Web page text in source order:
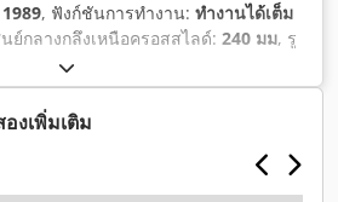
1989, ฟังก์ชันการทำงาน: ทำงานได้เต็ม
ย์กลางกลึงเหนือครอสสไลด์: 240 มม, รู
กลางการกลึง:
ยงสไลด์:390 มม, ความสูงศูนย์กลาง:
ง:750 มม, จังหวะปากกาแบบขนนก:
2,000 รอบ/
(นาที):25 รอบ/นาที, เกลียวเมตริกสเต็ป:
งเพิ่มเติม